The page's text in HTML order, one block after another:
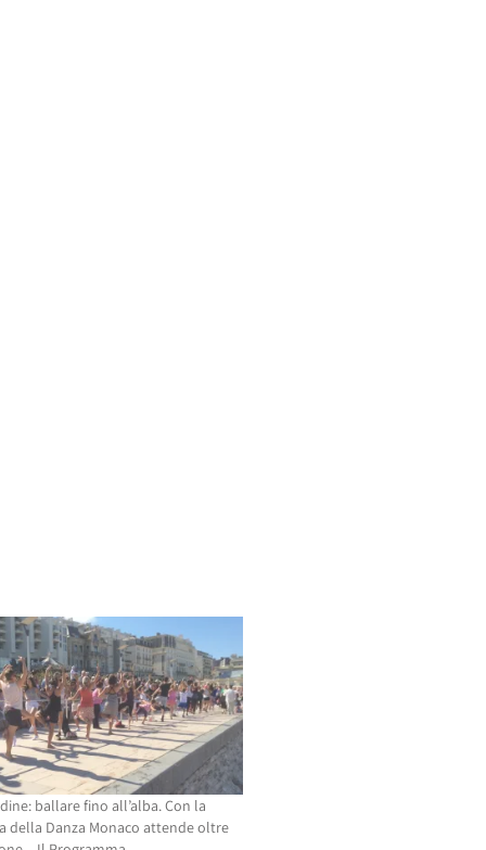
ballare fino all’alba. Con la
della Danza Monaco attende oltre